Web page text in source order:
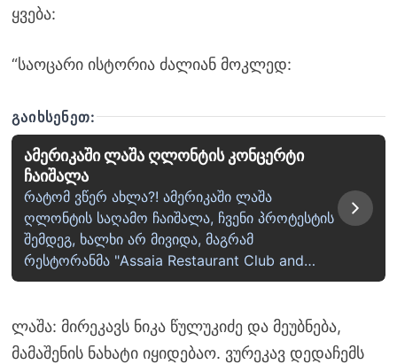
ყვება:
“საოცარი ისტორია ძალიან მოკლედ:
ᲒᲐᲘᲮᲡᲔᲜᲔᲗ:
ამერიკაში ლაშა ღლონტის კონცერტი
ჩაიშალა
რატომ ვწერ ახლა?! ამერიკაში ლაშა
ღლონტის საღამო ჩაიშალა, ჩვენი პროტესტის
შემდეგ, ხალხი არ მივიდა, მაგრამ
რესტორანმა "Assaia Restaurant Club and…
ლაშა: მირეკავს ნიკა წულუკიძე და მეუბნება,
მამაშენის ნახატი იყიდებაო. ვურეკავ დედაჩემს